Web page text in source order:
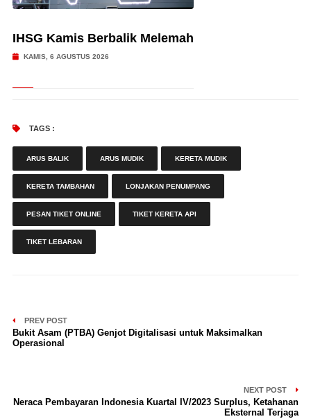
IHSG Kamis Berbalik Melemah
KAMIS, 6 AGUSTUS 2026
TAGS :
ARUS BALIK ARUS MUDIK KERETA MUDIK
KERETA TAMBAHAN LONJAKAN PENUMPANG
PESAN TIKET ONLINE TIKET KERETA API
TIKET LEBARAN
PREV POST
Bukit Asam (PTBA) Genjot Digitalisasi untuk Maksimalkan
Operasional
NEXT POST
Neraca Pembayaran Indonesia Kuartal IV/2023 Surplus, Ketahanan
Eksternal Terjaga